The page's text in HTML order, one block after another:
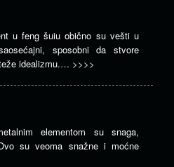
u feng šuiu obično su vešti u
sposobni da stvore
idealizmu.… >>>>
elementom su snaga,
su veoma snažne i moćne